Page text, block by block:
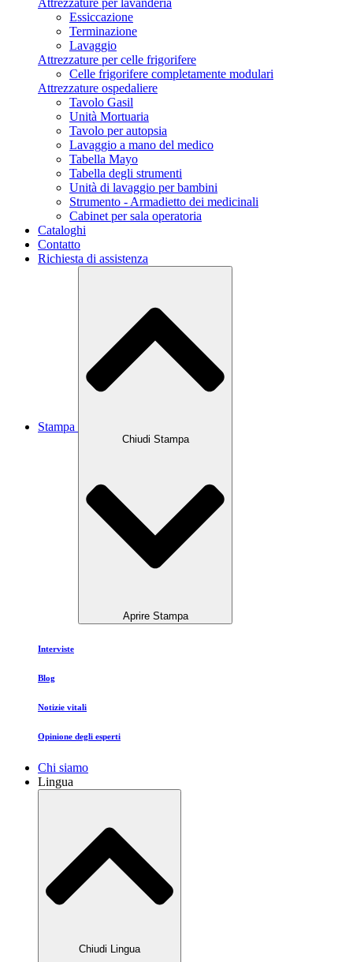
Attrezzature per lavanderia
Essiccazione
Terminazione
Lavaggio
Attrezzature per celle frigorifere
Celle frigorifere completamente modulari
Attrezzature ospedaliere
Tavolo Gasil
Unità Mortuaria
Tavolo per autopsia
Lavaggio a mano del medico
Tabella Mayo
Tabella degli strumenti
Unità di lavaggio per bambini
Strumento - Armadietto dei medicinali
Cabinet per sala operatoria
Cataloghi
Contatto
Richiesta di assistenza
Stampa
Chiudi Stampa
Aprire Stampa
Interviste
Blog
Notizie vitali
Opinione degli esperti
Chi siamo
Lingua
Chiudi Lingua